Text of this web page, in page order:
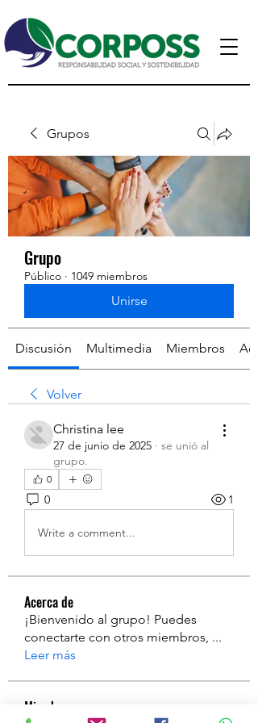
Grupos
Grupo
Público · 1049 miembros
Unirse
Discusión Multimedia Miembros
Volver
Christina lee
27 de junio de 2025 · se unió al
grupo.
0
0 1
Write a comment...
Acerca de
¡Bienvenido al grupo! Puedes
conectarte con otros miembros, ...
Leer más
Miembros